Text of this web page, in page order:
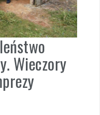
Wieczory